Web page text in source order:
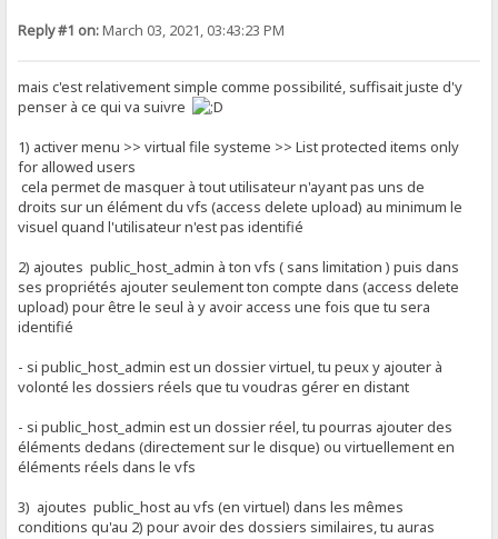
Reply #1 on:March 03, 2021, 03:43:23 PM
mais c'est relativement simple comme possibilité, suffisait juste d'y
penser à ce qui va suivre
1) activer menu >> virtual file systeme >> List protected items only
for allowed users
cela permet de masquer à tout utilisateur n'ayant pas uns de
droits sur un élément du vfs (access delete upload) au minimum le
visuel quand l'utilisateur n'est pas identifié
2) ajoutes public_host_admin à ton vfs ( sans limitation ) puis dans
ses propriétés ajouter seulement ton compte dans (access delete
upload) pour être le seul à y avoir access une fois que tu sera
identifié
- si public_host_admin est un dossier virtuel, tu peux y ajouter à
volonté les dossiers réels que tu voudras gérer en distant
- si public_host_admin est un dossier réel, tu pourras ajouter des
éléments dedans (directement sur le disque) ou virtuellement en
éléments réels dans le vfs
3) ajoutes public_host au vfs (en virtuel) dans les mêmes
conditions qu'au 2) pour avoir des dossiers similaires, tu auras